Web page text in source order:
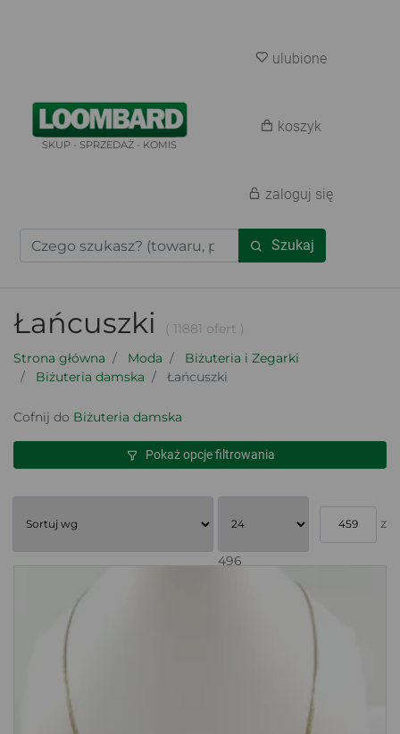
SKUP - SPRZEDAŻ - KOMIS
Szukaj
ulubione
koszyk
zaloguj się
Łańcuszki
( 11881 ofert )
Strona główna
Moda
Biżuteria i Zegarki
Biżuteria damska
Łańcuszki
Cofnij do Biżuteria damska
Pokaż opcje filtrowania
z
496